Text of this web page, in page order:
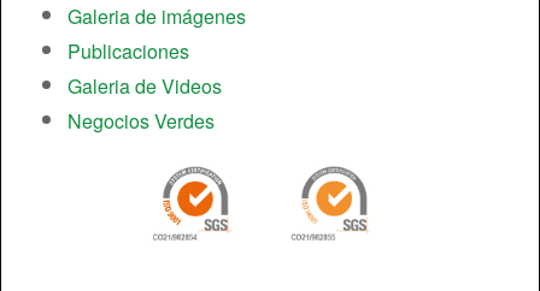
Galeria de imágenes
Publicaciones
Galeria de Videos
Negocios Verdes